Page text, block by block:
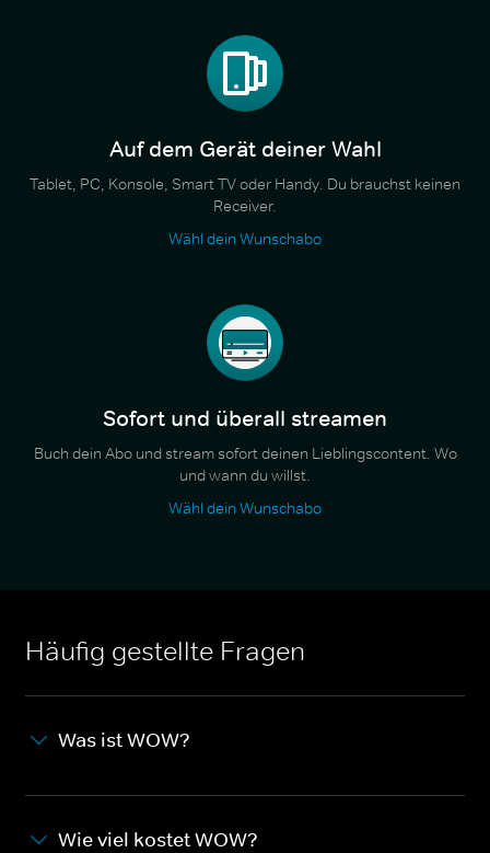
Auf dem Gerät deiner Wahl
Tablet, PC, Konsole, Smart TV oder Handy. Du brauchst keinen
Receiver.
Wähl dein Wunschabo
Sofort und überall streamen
Buch dein Abo und stream sofort deinen Lieblingscontent. Wo
und wann du willst.
Wähl dein Wunschabo
Häufig gestellte Fragen
Was ist WOW?
Wie viel kostet WOW?